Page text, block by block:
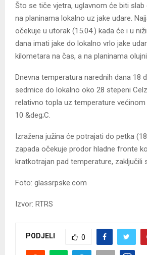
Što se tiče vjetra, uglavnom će biti slab
na planinama lokalno uz jake udare.
očekuje u utorak (15.04.) kada će i u
dana imati jake do lokalno vrlo jake
kilometara na čas, a na planinama olujni
Dnevna temperatura narednih dana 18
sedmice do lokalno oko 28 stepeni
relativno topla uz temperature
10 &deg;C.
Izražena južina će potrajati do petka
zapada očekuje prodor hladne fronte
kratkotrajan pad temperature, zaključili
Foto: glassrpske.com
Izvor: RTRS
PODJELI 0